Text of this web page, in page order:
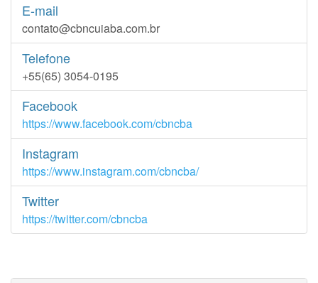
E-mail
contato@cbncuiaba.com.br
Telefone
+55(65) 3054-0195
Facebook
https://www.facebook.com/cbncba
Instagram
https://www.instagram.com/cbncba/
Twitter
https://twitter.com/cbncba